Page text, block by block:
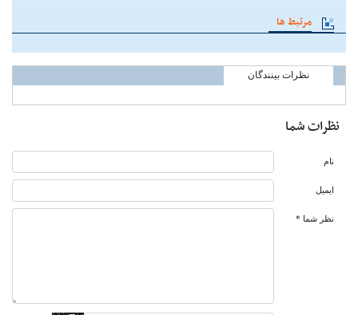
مرتبط ها
نظرات بینندگان
نظرات شما
نام
ایمیل
نظر شما *